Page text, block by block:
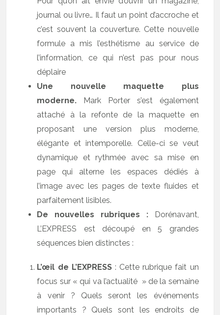
journal ou livre… Il faut un point d’accroche et
c’est souvent la couverture. Cette nouvelle
formule a mis l’esthétisme au service de
l’information, ce qui n’est pas pour nous
déplaire
Une nouvelle maquette plus
moderne. Mark Porter s’est également
attaché à la refonte de la maquette en
proposant une version plus moderne,
élégante et intemporelle. Celle-ci se veut
dynamique et rythmée avec sa mise en
page qui alterne les espaces dédiés à
l’image avec les pages de texte fluides et
parfaitement lisibles.
De nouvelles rubriques : Dorénavant,
L’EXPRESS est découpé en 5 grandes
séquences bien distinctes :
L’œil de L’EXPRESS: Cette rubrique fait un
focus sur « qui va l’actualité » de la semaine
à venir ? Quels seront les événements
importants ? Quels sont les endroits de